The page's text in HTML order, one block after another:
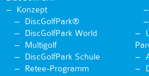
Konzept
DiscGolfPark®
DiscGolfPark World
Multigolf
DiscGolfPark Schule
Retee-Programm